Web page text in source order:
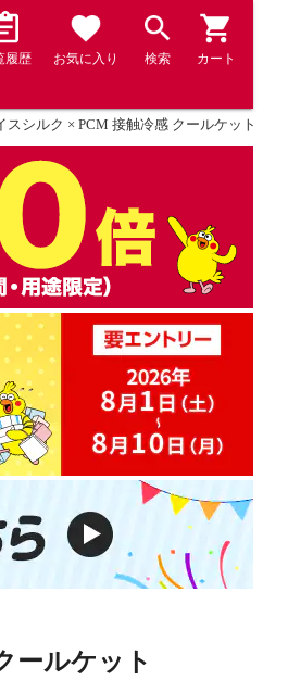
履歴 お気に入り 検索 カート
シルク × PCM 接触冷感 クールケット
ールケット